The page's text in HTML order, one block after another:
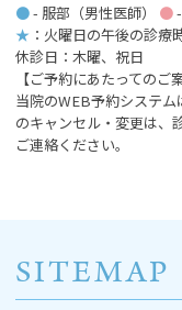
●- 服部（男性医師） ●
★ ：火曜日の午後の診療
休診日：木曜、祝日
【ご予約にあたってのご
当院のWEB予約システ
のキャンセル・変更は、
ご連絡ください。
SITEMAP